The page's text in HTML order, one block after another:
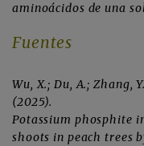
aminoácidos de una
Fuentes
Wu, X.; Du, A.; Zhang,
(2025).
Potassium phosphite
shoots in peach trees